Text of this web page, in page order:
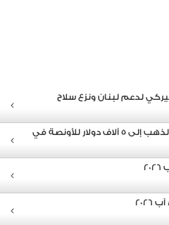
لدعم لبنان ونزع سلاح
توقّعات بارتفاع الذهب إلى 5 آلاف دولار للأونصة في